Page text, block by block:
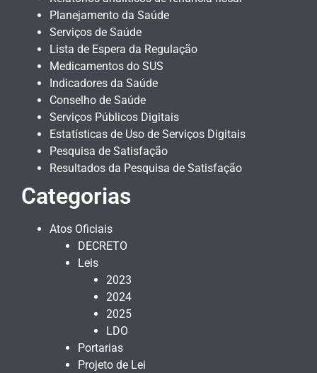
Planejamento da Saúde
Serviços de Saúde
Lista de Espera da Regulação
Medicamentos do SUS
Indicadores da Saúde
Conselho de Saúde
Serviços Públicos Digitais
Estatísticas de Uso de Serviços Digitais
Pesquisa de Satisfação
Resultados da Pesquisa de Satisfação
Categorias
Atos Oficiais
DECRETO
Leis
2023
2024
2025
LDO
Portarias
Projeto de Lei